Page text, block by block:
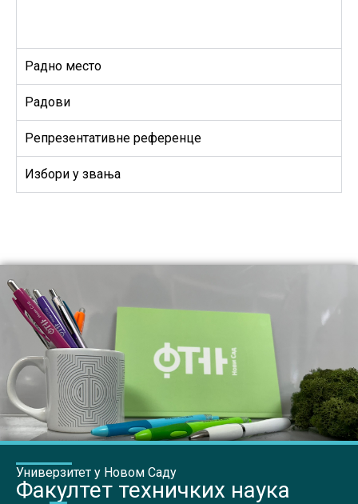
Радно место
Радови
Репрезентативне референце
Избори у звања
Универзитет у Новом Саду
Факултет техничких наука